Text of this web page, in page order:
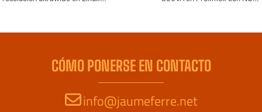
CÓMO PONERSE EN CONTACTO
info@jaumeferre.net